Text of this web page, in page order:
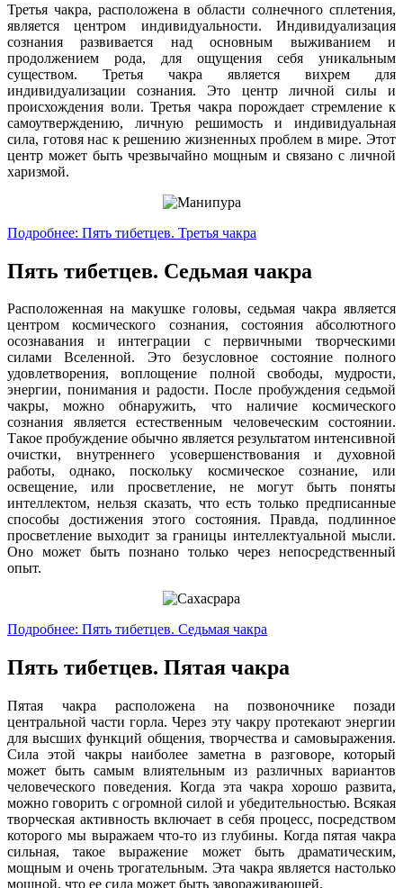
Третья чакра, расположена в области солнечного сплетения,
является центром индивидуальности. Индивидуализация
сознания развивается над основным выживанием и
продолжением рода, для ощущения себя уникальным
существом. Третья чакра является вихрем для
индивидуализации сознания. Это центр личной силы и
происхождения воли. Третья чакра порождает стремление к
самоутверждению, личную решимость и индивидуальная
сила, готовя нас к решению жизненных проблем в мире. Этот
центр может быть чрезвычайно мощным и связано с личной
харизмой.
Подробнее: Пять тибетцев. Третья чакра
Пять тибетцев. Седьмая чакра
Расположенная на макушке головы, седьмая чакра является
центром космического сознания, состояния абсолютного
осознавания и интеграции с первичными творческими
силами Вселенной. Это безусловное состояние полного
удовлетворения, воплощение полной свободы, мудрости,
энергии, понимания и радости. После пробуждения седьмой
чакры, можно обнаружить, что наличие космического
сознания является естественным человеческим состоянии.
Такое пробуждение обычно является результатом интенсивной
очистки, внутреннего усовершенствования и духовной
работы, однако, поскольку космическое сознание, или
освещение, или просветление, не могут быть поняты
интеллектом, нельзя сказать, что есть только предписанные
способы достижения этого состояния. Правда, подлинное
просветление выходит за границы интеллектуальной мысли.
Оно может быть познано только через непосредственный
опыт.
Подробнее: Пять тибетцев. Седьмая чакра
Пять тибетцев. Пятая чакра
Пятая чакра расположена на позвоночнике позади
центральной части горла. Через эту чакру протекают энергии
для высших функций общения, творчества и самовыражения.
Сила этой чакры наиболее заметна в разговоре, который
может быть самым влиятельным из различных вариантов
человеческого поведения. Когда эта чакра хорошо развита,
можно говорить с огромной силой и убедительностью. Всякая
творческая активность включает в себя процесс, посредством
которого мы выражаем что-то из глубины. Когда пятая чакра
сильная, такое выражение может быть драматическим,
мощным и очень трогательным. Эта чакра является настолько
мощной, что ее сила может быть завораживающей.